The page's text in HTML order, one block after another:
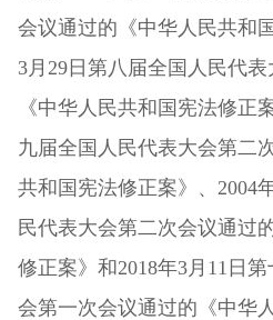
会议通过的《中华人民共和
3月29日第八届全国人民代
《中华人民共和国宪法修正
九届全国人民代表大会第二
共和国宪法修正案》、2004
民代表大会第二次会议通过
修正案》和2018年3月11日
会第一次会议通过的《中华